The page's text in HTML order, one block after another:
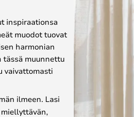
inspiraationsa
muodot tuovat
harmonian
tässä muunnettu
vaivattomasti
ilmeen. Lasi